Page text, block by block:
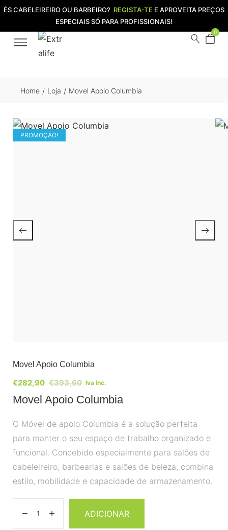
ÉS CABELEIREIRO OU BARBEIRO? REGISTA-TE E APROVEITA PREÇOS
ESPECIAIS SÓ PARA PROFISSIONAIS!
0
Home / Loja / Movel Apoio Columbia
PROMOÇÃO!
Movel Apoio Columbia
€393,60
€282,90 Iva Inc.
Movel Apoio Columbia
O Móvel de apoio Columbia é a solução perfeita
para manter o seu espaço de trabalho organizado e
funcional. Concebido especialmente para salões de
cabeleireiro, barbearias e salões de beleza, combina
estilo, mobilidade e capacidade de armazenamento.
ADICIONAR